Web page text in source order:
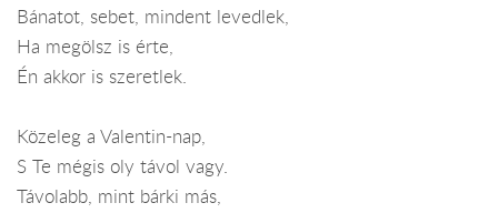
Bánatot, sebet, mindent levedlek,
Ha megölsz is érte,
Én akkor is szeretlek.
Közeleg a Valentin-nap,
S Te mégis oly távol vagy.
Távolabb, mint bárki más,